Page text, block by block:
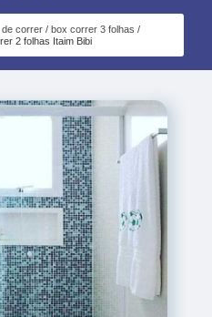
correr
box correr 3 folhas
2 folhas Itaim Bibi